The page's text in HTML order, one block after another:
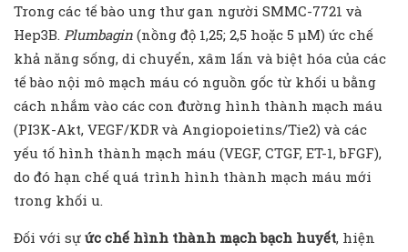
Trong các tế bào ung thư gan người SMMC-7721 và
Hep3B. Plumbagin (nồng độ 1,25; 2,5 hoặc 5 μM) ức chế
khả năng sống, di chuyển, xâm lấn và biệt hóa của các
tế bào nội mô mạch máu có nguồn gốc từ khối u bằng
cách nhắm vào các con đường hình thành mạch máu
(PI3K-Akt, VEGF/KDR và ​​Angiopoietins/Tie2) và các
yếu tố hình thành mạch máu (VEGF, CTGF, ET-1, bFGF),
do đó hạn chế quá trình hình thành mạch máu mới
trong khối u.
Đối với sự ức chế hình thành mạch bạch huyết, hiện